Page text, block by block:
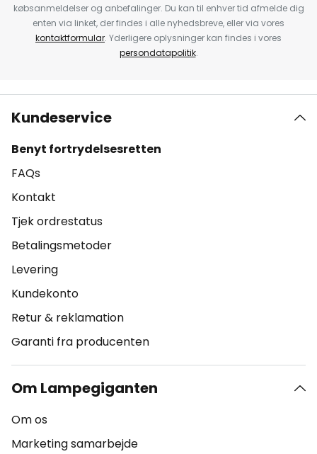
købsanmeldelser og anbefalinger. Du kan til enhver tid afmelde dig
enten via linket, der findes i alle nyhedsbreve, eller via vores
kontaktformular. Yderligere oplysninger kan findes i vores
persondatapolitik.
Kundeservice
Benyt fortrydelsesretten
FAQs
Kontakt
Tjek ordrestatus
Betalingsmetoder
Levering
Kundekonto
Retur & reklamation
Garanti fra producenten
Om Lampegiganten
Om os
Marketing samarbejde